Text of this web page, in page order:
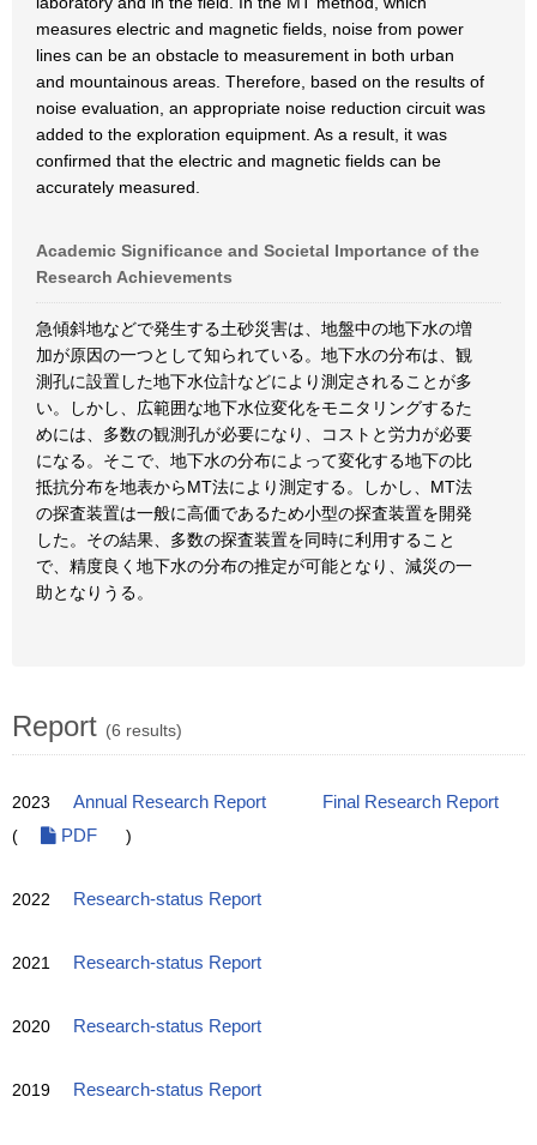
measures electric and magnetic fields, noise from power
lines can be an obstacle to measurement in both urban
and mountainous areas. Therefore, based on the results of
noise evaluation, an appropriate noise reduction circuit was
added to the exploration equipment. As a result, it was
confirmed that the electric and magnetic fields can be
accurately measured.
Academic Significance and Societal Importance of the
Research Achievements
急傾斜地などで発生する土砂災害は、地盤中の地下水の増
加が原因の一つとして知られている。地下水の分布は、観
測孔に設置した地下水位計などにより測定されることが多
い。しかし、広範囲な地下水位変化をモニタリングするた
めには、多数の観測孔が必要になり、コストと労力が必要
になる。そこで、地下水の分布によって変化する地下の比
抵抗分布を地表からMT法により測定する。しかし、MT法
の探査装置は一般に高価であるため小型の探査装置を開発
した。その結果、多数の探査装置を同時に利用すること
で、精度良く地下水の分布の推定が可能となり、減災の一
助となりうる。
Report (6 results)
2023 Annual Research Report
Final Research Report
(
PDF )
2022 Research-status Report
2021 Research-status Report
2020 Research-status Report
2019 Research-status Report